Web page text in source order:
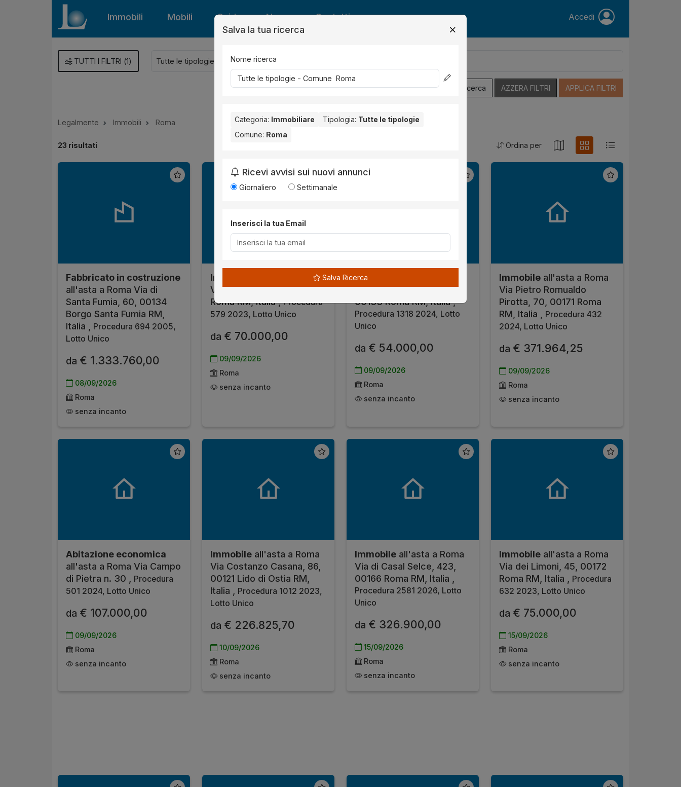
Immobili Mobili Guide News Contatti Accedi
TUTTI I FILTRI (1)
Salva Ricerca AZZERA FILTRI APPLICA FILTRI
Legalmente Immobili Roma
23 risultati Ordina per
Fabbricato in costruzione
all'asta a Roma Via di
Santa Fumia, 60, 00134
Borgo Santa Fumia RM,
Italia ,
Procedura 694 2005,
Lotto Unico
da € 1.333.760,00
08/09/2026
Roma
senza incanto
Immobile
all'asta a Roma
Via Mezzoiuso, 38, 00132
Roma RM, Italia ,Procedura
579 2023, Lotto Unico
da € 70.000,00
09/09/2026
Roma
senza incanto
Immobile
Via Massimo Rubeo, 5,
00133 Roma RM, Italia ,
Procedura 1318 2024, Lotto
Unico
da € 54.000,00
09/09/2026
Roma
senza incanto
Immobile all'asta a Roma
Via Pietro Romualdo
Pirotta, 70, 00171 Roma
RM, Italia ,
Procedura 432
2024, Lotto Unico
da € 371.964,25
09/09/2026
Roma
senza incanto
Abitazione economica
all'asta a Roma Via Campo
di Pietra n. 30 ,
Procedura
501 2024, Lotto Unico
da € 107.000,00
09/09/2026
Roma
senza incanto
Immobile all'asta a Roma
Via Costanzo Casana, 86,
00121 Lido di Ostia RM,
Italia ,
Procedura 1012 2023,
Lotto Unico
da € 226.825,70
10/09/2026
Roma
senza incanto
Immobile all'asta a Roma
Via di Casal Selce, 423,
00166 Roma RM, Italia ,
Procedura 2581 2026, Lotto
Unico
da € 326.900,00
15/09/2026
Roma
senza incanto
Immobile all'asta a Roma
Via dei Limoni, 45, 00172
Roma RM, Italia ,
Procedura
632 2023, Lotto Unico
da € 75.000,00
15/09/2026
Roma
senza incanto
Salva la tua ricerca
Nome ricerca
Categoria: Immobiliare Tipologia: Tutte le tipologie
Comune: Roma
Ricevi avvisi sui nuovi annunci
Giornaliero Settimanale
Inserisci la tua Email
Salva Ricerca